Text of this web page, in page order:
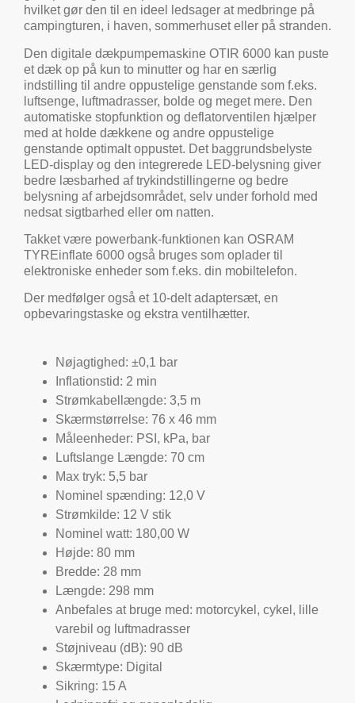
hvilket gør den til en ideel ledsager at medbringe på
campingturen, i haven, sommerhuset eller på stranden.
Den digitale dækpumpemaskine OTIR 6000 kan puste
et dæk op på kun to minutter og har en særlig
indstilling til andre oppustelige genstande som f.eks.
luftsenge, luftmadrasser, bolde og meget mere. Den
automatiske stopfunktion og deflatorventilen hjælper
med at holde dækkene og andre oppustelige
genstande optimalt oppustet. Det baggrundsbelyste
LED-display og den integrerede LED-belysning giver
bedre læsbarhed af trykindstillingerne og bedre
belysning af arbejdsområdet, selv under forhold med
nedsat sigtbarhed eller om natten.
Takket være powerbank-funktionen kan OSRAM
TYREinflate 6000 også bruges som oplader til
elektroniske enheder som f.eks. din mobiltelefon.
Der medfølger også et 10-delt adaptersæt, en
opbevaringstaske og ekstra ventilhætter.
Nøjagtighed: ±0,1 bar
Inflationstid: 2 min
Strømkabellængde: 3,5 m
Skærmstørrelse: 76 x 46 mm
Måleenheder: PSI, kPa, bar
Luftslange Længde: 70 cm
Max tryk: 5,5 bar
Nominel spænding: 12,0 V
Strømkilde: 12 V stik
Nominel watt: 180,00 W
Højde: 80 mm
Bredde: 28 mm
Længde: 298 mm
Anbefales at bruge med: motorcykel, cykel, lille
varebil og luftmadrasser
Støjniveau (dB): 90 dB
Skærmtype: Digital
Sikring: 15 A